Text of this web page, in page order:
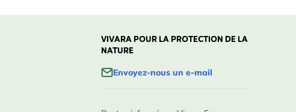
VIVARA POUR LA PROTECTION DE LA
NATURE
Envoyez-nous un e-mail